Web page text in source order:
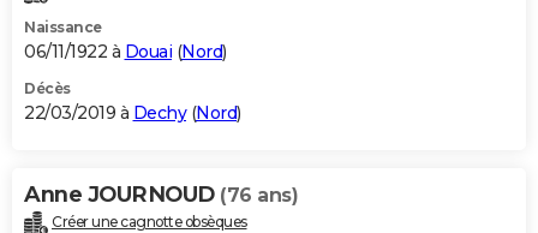
Naissance
06/11/1922 à Douai (Nord)
Décès
22/03/2019 à Dechy(Nord)
Anne JOURNOUD (76 ans)
Créer une cagnotte obsèques